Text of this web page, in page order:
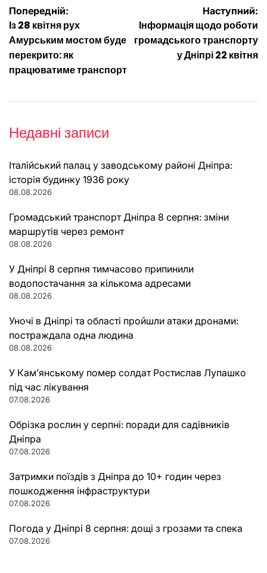
Навігація
записів
Попередній:
Із 28 квітня рух
Амурським мостом буде
перекрито: як
працюватиме транспорт
Наступний:
Інформація щодо роботи
громадського транспорту
у Дніпрі 22 квітня
Недавні записи
Італійський палац у заводському районі Дніпра:
історія будинку 1936 року
08.08.2026
Громадський транспорт Дніпра 8 серпня: зміни
маршрутів через ремонт
08.08.2026
У Дніпрі 8 серпня тимчасово припинили
водопостачання за кількома адресами
08.08.2026
Уночі в Дніпрі та області пройшли атаки дронами:
постраждала одна людина
08.08.2026
У Кам’янському помер солдат Ростислав Лупашко
під час лікування
07.08.2026
Обрізка рослин у серпні: поради для садівників
Дніпра
07.08.2026
Затримки поїздів з Дніпра до 10+ годин через
пошкодження інфраструктури
07.08.2026
Погода у Дніпрі 8 серпня: дощі з грозами та спека
07.08.2026